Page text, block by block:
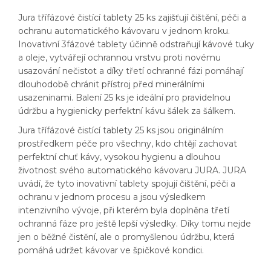
Jura třífázové čistící tablety 25 ks zajišťují čištění, péči a
ochranu automatického kávovaru v jednom kroku.
Inovativní 3fázové tablety účinně odstraňují kávové tuky
a oleje, vytvářejí ochrannou vrstvu proti novému
usazování nečistot a díky třetí ochranné fázi pomáhají
dlouhodobě chránit přístroj před minerálními
usazeninami. Balení 25 ks je ideální pro pravidelnou
údržbu a hygienicky perfektní kávu šálek za šálkem.
Jura třífázové čistící tablety 25 ks jsou originálním
prostředkem péče pro všechny, kdo chtějí zachovat
perfektní chuť kávy, vysokou hygienu a dlouhou
životnost svého automatického kávovaru JURA. JURA
uvádí, že tyto inovativní tablety spojují čištění, péči a
ochranu v jednom procesu a jsou výsledkem
intenzivního vývoje, při kterém byla doplněna třetí
ochranná fáze pro ještě lepší výsledky. Díky tomu nejde
jen o běžné čistění, ale o promyšlenou údržbu, která
pomáhá udržet kávovar ve špičkové kondici.